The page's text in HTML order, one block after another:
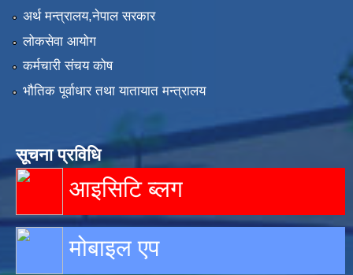
अर्थ मन्त्रालय,नेपाल सरकार
लोकसेवा आयोग
कर्मचारी संचय कोष
भौतिक पूर्वाधार तथा यातायात मन्त्रालय
सूचना प्रविधि
आइसिटि ब्लग
मोबाइल एप